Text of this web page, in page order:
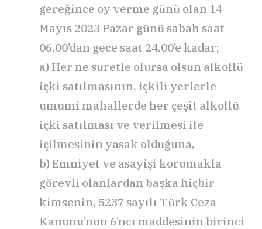
gereğince oy verme günü olan 14
Mayıs 2023 Pazar günü sabah saat
06.00’dan gece saat 24.00’e kadar;
a) Her ne suretle olursa olsun alkollü
içki satılmasının, içkili yerlerle
umumi mahallerde her çeşit alkollü
içki satılması ve verilmesi ile
içilmesinin yasak olduğuna,
b) Emniyet ve asayişi korumakla
görevli olanlardan başka hiçbir
kimsenin, 5237 sayılı Türk Ceza
Kanunu’nun 6’ncı maddesinin birinci